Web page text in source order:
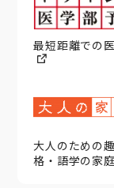
最短距離での
大人のための
格・語学の家